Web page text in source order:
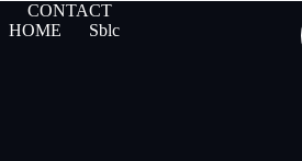
CONTACT
HOME
Sblc